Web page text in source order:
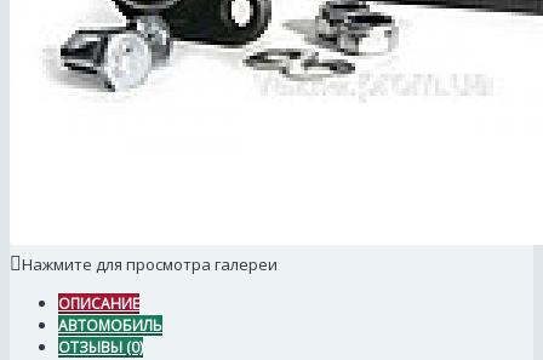
Нажмите для просмотра галереи
ОПИСАНИЕ
АВТОМОБИЛЬ
ОТЗЫВЫ (0)